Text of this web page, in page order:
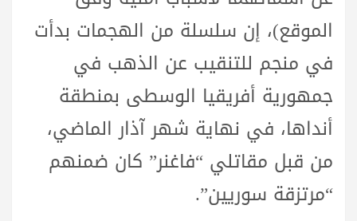
الموقع)، إن سلسلة من الهجمات بدأت
في منجم للتنقيب عن الذهب في
جمهورية أفريقيا الوسطى بمنطقة
أنداها، في نهاية شهر آذار الماضي،
من قبل مقاتلي “فاغنر” كان ضمنهم
“مرتزقة سوريين”.